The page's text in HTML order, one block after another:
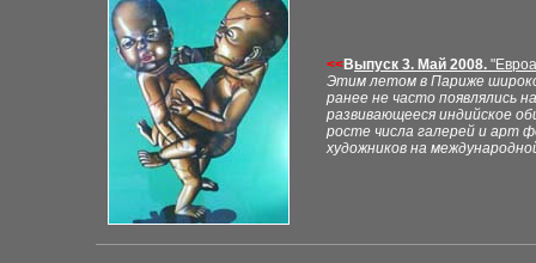
<<Выпуск 3. Май 2008. "
Этим летом в Париже
ранее не часто появлялись
развивающееся индийское
росте числа галерей и арт
художников на